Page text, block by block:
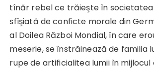
tînăr rebel ce trăieşte în
sfîşiată de conficte morale din
al Doilea Război Mondial, în care
meserie, se înstrăinează de familia
rupe de artificialitea lumii în mijlocul